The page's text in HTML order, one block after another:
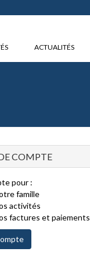
ACTUALITÉS
COMPTE
pour :
famille
activités
factures et paiements